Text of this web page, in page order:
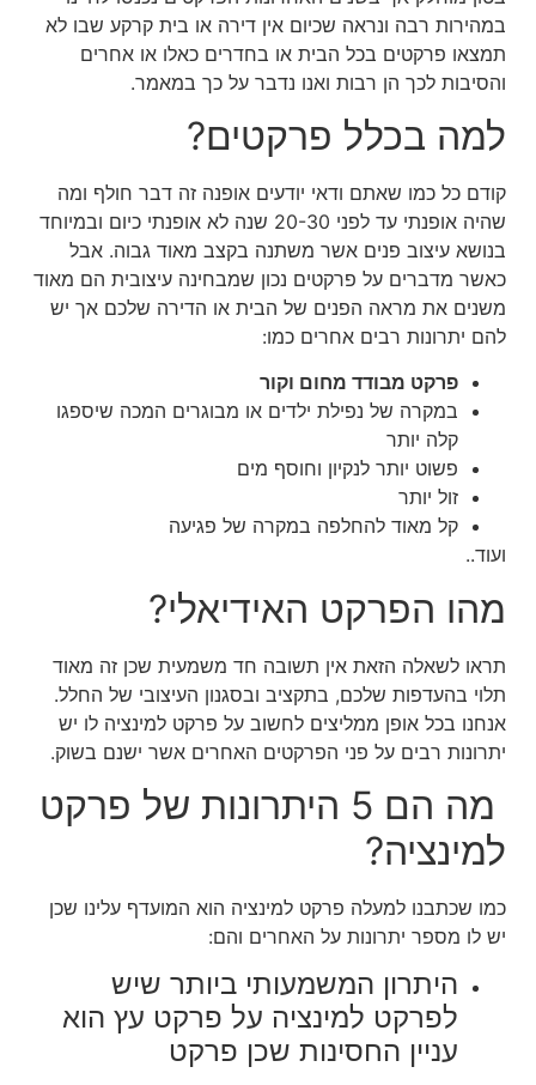
במהירות רבה ונראה שכיום אין דירה או בית קרקע שבו לא
תמצאו פרקטים בכל הבית או בחדרים כאלו או אחרים
והסיבות לכך הן רבות ואנו נדבר על כך במאמר.
למה בכלל פרקטים?
קודם כל כמו שאתם ודאי יודעים אופנה זה דבר חולף ומה
שהיה אופנתי עד לפני 20-30 שנה לא אופנתי כיום ובמיוחד
בנושא עיצוב פנים אשר משתנה בקצב מאוד גבוה. אבל
כאשר מדברים על פרקטים נכון שמבחינה עיצובית הם מאוד
משנים את מראה הפנים של הבית או הדירה שלכם אך יש
להם יתרונות רבים אחרים כמו:
פרקט מבודד מחום וקור
במקרה של נפילת ילדים או מבוגרים המכה שיספגו
קלה יותר
פשוט יותר לנקיון וחוסף מים
זול יותר
קל מאוד להחלפה במקרה של פגיעה
ועוד..
מהו הפרקט האידיאלי?
תראו לשאלה הזאת אין תשובה חד משמעית שכן זה מאוד
תלוי בהעדפות שלכם, בתקציב ובסגנון העיצובי של החלל.
אנחנו בכל אופן ממליצים לחשוב על פרקט למינציה לו יש
יתרונות רבים על פני הפרקטים האחרים אשר ישנם בשוק.
מה הם 5 היתרונות של פרקט
למינציה?
כמו שכתבנו למעלה פרקט למינציה הוא המועדף עלינו שכן
יש לו מספר יתרונות על האחרים והם:
היתרון המשמעותי ביותר שיש
לפרקט למינציה על פרקט עץ הוא
עניין החסינות שכן פרקט